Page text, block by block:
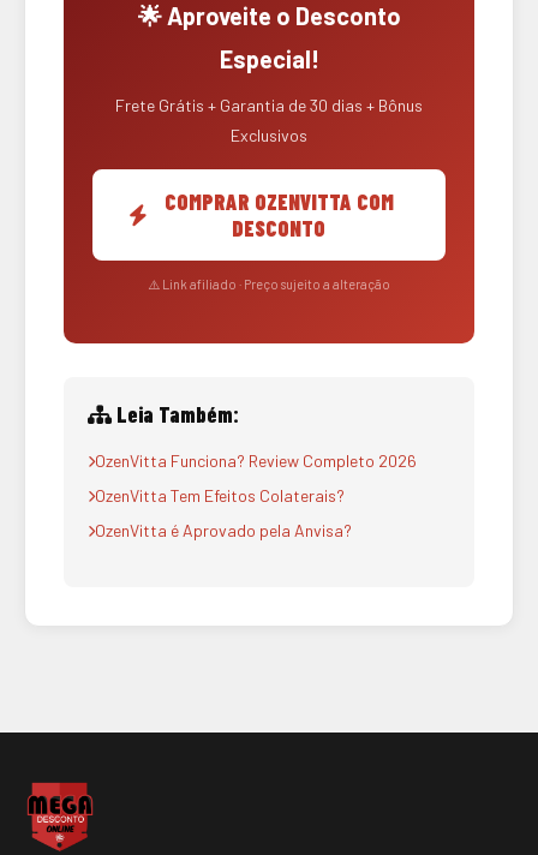
🌟 Aproveite o Desconto
Especial!
Frete Grátis + Garantia de 30 dias + Bônus
Exclusivos
COMPRAR OZENVITTA COM
DESCONTO
⚠️ Link afiliado · Preço sujeito a alteração
Leia Também:
OzenVitta Funciona? Review Completo 2026
OzenVitta Tem Efeitos Colaterais?
OzenVitta é Aprovado pela Anvisa?